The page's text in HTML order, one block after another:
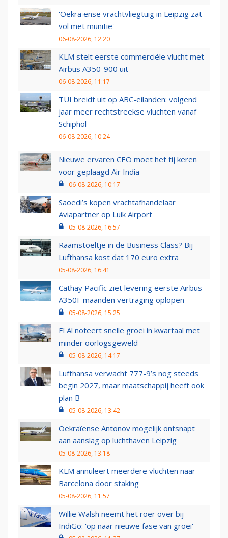
'Oekraïense vrachtvliegtuig in Leipzig zat
vol met munitie'
06-08-2026, 12:20
KLM stelt eerste commerciële vlucht met
Airbus A350-900 uit
06-08-2026, 11:17
TUI breidt uit op ABC-eilanden: volgend
jaar meer rechtstreekse vluchten vanaf
Schiphol
06-08-2026, 10:24
Nieuwe ervaren CEO moet het tij keren
voor geplaagd Air India
06-08-2026, 10:17
Saoedi’s kopen vrachtafhandelaar
Aviapartner op Luik Airport
05-08-2026, 16:57
Raamstoeltje in de Business Class? Bij
Lufthansa kost dat 170 euro extra
05-08-2026, 16:41
Cathay Pacific ziet levering eerste Airbus
A350F maanden vertraging oplopen
05-08-2026, 15:25
El Al noteert snelle groei in kwartaal met
minder oorlogsgeweld
05-08-2026, 14:17
Lufthansa verwacht 777-9’s nog steeds
begin 2027, maar maatschappij heeft ook
plan B
05-08-2026, 13:42
Oekraïense Antonov mogelijk ontsnapt
aan aanslag op luchthaven Leipzig
05-08-2026, 13:18
KLM annuleert meerdere vluchten naar
Barcelona door staking
05-08-2026, 11:57
Willie Walsh neemt het roer over bij
IndiGo: 'op naar nieuwe fase van groei'